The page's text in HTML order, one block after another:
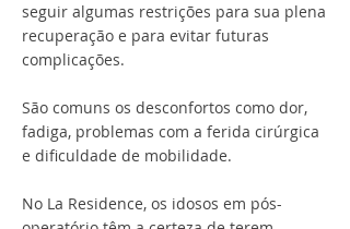
seguir algumas restrições para sua plena
recuperação e para evitar futuras
complicações.
São comuns os desconfortos como dor,
fadiga, problemas com a ferida cirúrgica
e dificuldade de mobilidade.
No La Residence, os idosos em pós-